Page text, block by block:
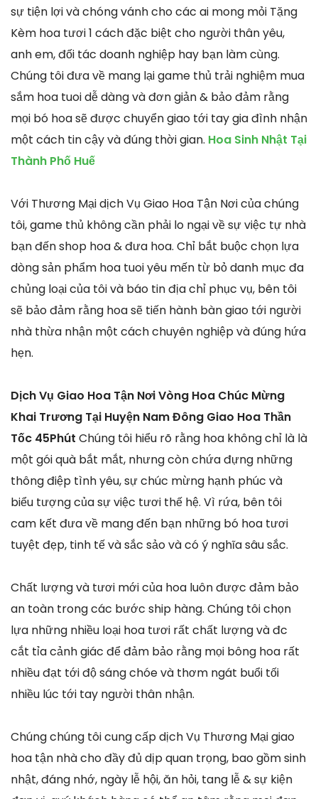
sự tiện lợi và chóng vánh cho các ai mong mỏi Tặng
Kèm hoa tươi 1 cách đặc biệt cho người thân yêu,
anh em, đối tác doanh nghiệp hay bạn làm cùng.
Chúng tôi đưa về mang lại game thủ trải nghiệm mua
sắm hoa tuoi dễ dàng và đơn giản & bảo đảm rằng
mọi bó hoa sẽ được chuyển giao tới tay gia đình nhận
một cách tin cậy và đúng thời gian. Hoa Sinh Nhật Tại
Thành Phố Huế
Với Thương Mại dịch Vụ Giao Hoa Tận Nơi của chúng
tôi, game thủ không cần phải lo ngại về sự việc tự nhà
bạn đến shop hoa & đưa hoa. Chỉ bắt buộc chọn lựa
dòng sản phẩm hoa tuoi yêu mến từ bỏ danh mục đa
chủng loại của tôi và báo tin địa chỉ phục vụ, bên tôi
sẽ bảo đảm rằng hoa sẽ tiến hành bàn giao tới người
nhà thừa nhận một cách chuyên nghiệp và đúng hứa
hẹn.
Dịch Vụ Giao Hoa Tận Nơi Vòng Hoa Chúc Mừng
Khai Trương Tại Huyện Nam Đông Giao Hoa Thần
Tốc 45Phút Chúng tôi hiểu rõ rằng hoa không chỉ là là
một gói quà bắt mắt, nhưng còn chứa đựng những
thông điệp tình yêu, sự chúc mừng hạnh phúc và
biểu tượng của sự việc tươi thế hệ. Vì rứa, bên tôi
cam kết đưa về mang đến bạn những bó hoa tươi
tuyệt đẹp, tinh tế và sắc sảo và có ý nghĩa sâu sắc.
Chất lượng và tươi mới của hoa luôn được đảm bảo
an toàn trong các bước ship hàng. Chúng tôi chọn
lựa những nhiều loại hoa tươi rất chất lượng và đc
cắt tỉa cảnh giác để đảm bảo rằng mọi bông hoa rất
nhiều đạt tới độ sáng chóe và thơm ngát buổi tối
nhiều lúc tới tay người thân nhận.
Chúng chúng tôi cung cấp dịch Vụ Thương Mại giao
hoa tận nhà cho đầy đủ dịp quan trọng, bao gồm sinh
nhật, đáng nhớ, ngày lễ hội, ăn hỏi, tang lễ & sự kiện